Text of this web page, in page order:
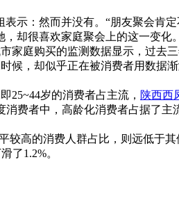
：然而并没有。“朋友聚会肯
却很喜欢家庭聚会上的这一变化。
购买的监测数据显示，过去三
，却似乎正在被消费者用数据渐
岁的消费者占主流， 陕西西
费者中，高龄化消费者占据了
高的消费人群占比，则远低于
了1.2%。